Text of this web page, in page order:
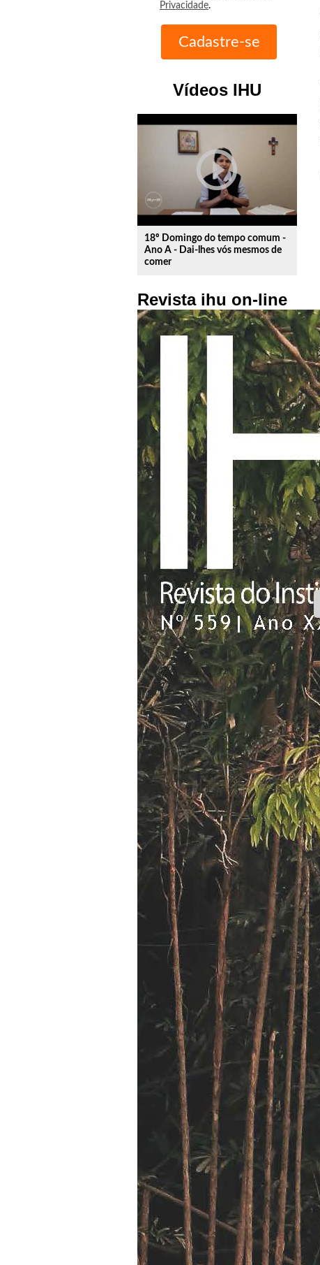
Privacidade.
Vídeos IHU
play_circle_outline
18º Domingo do tempo comum -
Ano A - Dai-lhes vós mesmos de
comer
Revista ihu on-line